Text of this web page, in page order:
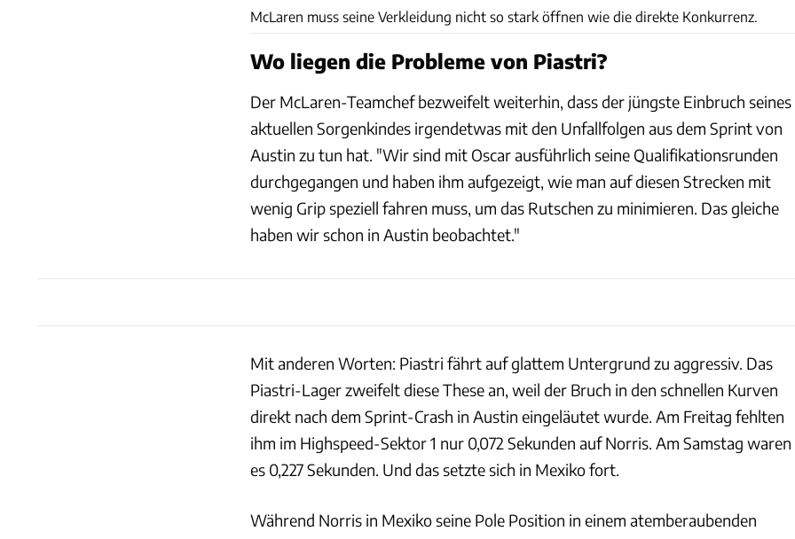
McLaren muss seine Verkleidung nicht so stark öffnen wie die direkte Konkurrenz.
Wo liegen die Probleme von Piastri?
Der McLaren-Teamchef bezweifelt weiterhin, dass der jüngste Einbruch seines
aktuellen Sorgenkindes irgendetwas mit den Unfallfolgen aus dem Sprint von
Austin zu tun hat. "Wir sind mit Oscar ausführlich seine Qualifikationsrunden
durchgegangen und haben ihm aufgezeigt, wie man auf diesen Strecken mit
wenig Grip speziell fahren muss, um das Rutschen zu minimieren. Das gleiche
haben wir schon in Austin beobachtet."
Mit anderen Worten: Piastri fährt auf glattem Untergrund zu aggressiv. Das
Piastri-Lager zweifelt diese These an, weil der Bruch in den schnellen Kurven
direkt nach dem Sprint-Crash in Austin eingeläutet wurde. Am Freitag fehlten
ihm im Highspeed-Sektor 1 nur 0,072 Sekunden auf Norris. Am Samstag waren
es 0,227 Sekunden. Und das setzte sich in Mexiko fort.
Während Norris in Mexiko seine Pole Position in einem atemberaubenden